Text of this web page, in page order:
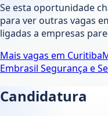
Se esta oportunidade
para ver outras vagas
ligadas a empresas
Mais vagas em Curitiba
Embrasil Segurança e
Candidatura